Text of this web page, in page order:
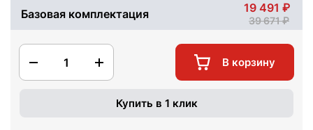
Базовая комплектация 19 491
39 671
1 В корзину
Купить в 1 клик